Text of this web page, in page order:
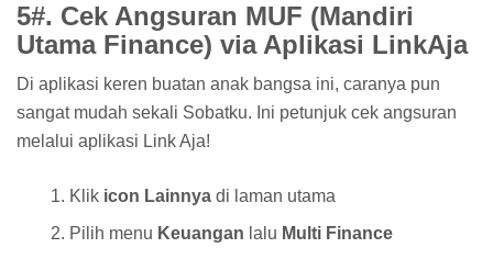
5#. Cek Angsuran MUF (Mandiri
Utama Finance) via Aplikasi LinkAja
Di aplikasi keren buatan anak bangsa ini, caranya pun
sangat mudah sekali Sobatku. Ini petunjuk cek angsuran
melalui aplikasi Link Aja!
Klik icon Lainnya di laman utama
Pilih menu Keuangan lalu Multi Finance